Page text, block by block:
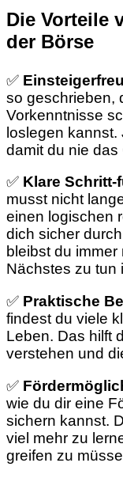
Die Vorteile
der Börse
✅
so geschrieben,
Vorkenntnisse
loslegen kannst.
damit du nie das
✅ Klare
musst nicht
einen logischen
dich sicher
bleibst du
Nächstes zu tun
✅ Praktische
findest du viele
Leben. Das hilft
verstehen und
✅
wie du dir eine
sichern kannst.
viel mehr zu
greifen zu